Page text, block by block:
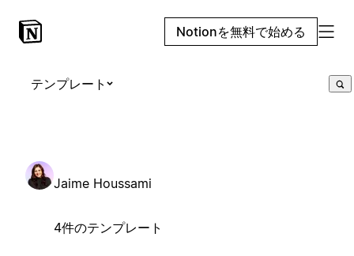
Notionを無料で始める
テンプレート
Jaime Houssami
4件のテンプレート